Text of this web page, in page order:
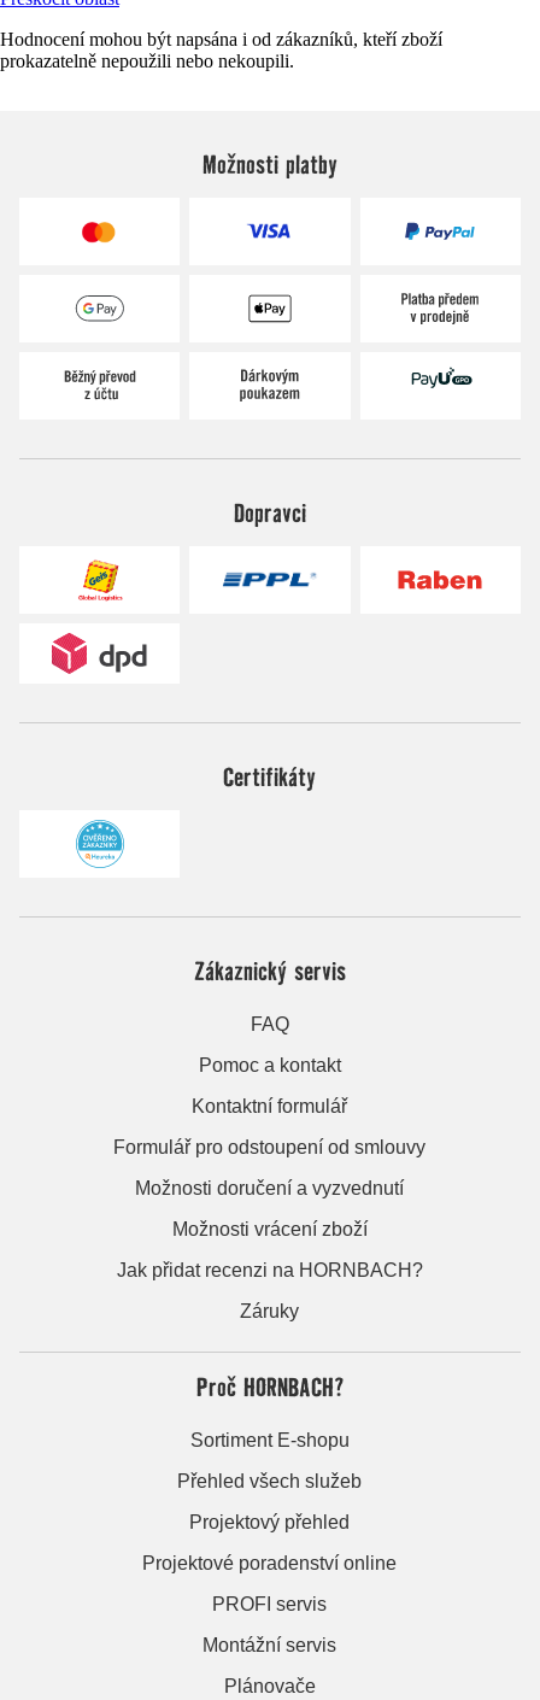
Hodnocení mohou být napsána i od zákazníků, kteří zboží
prokazatelně nepoužili nebo nekoupili.
Možnosti platby
Dopravci
Certifikáty
Zákaznický servis
FAQ
Pomoc a kontakt
Kontaktní formulář
Formulář pro odstoupení od smlouvy
Možnosti doručení a vyzvednutí
Možnosti vrácení zboží
Jak přidat recenzi na HORNBACH?
Záruky
Proč HORNBACH?
Sortiment E-shopu
Přehled všech služeb
Projektový přehled
Projektové poradenství online
PROFI servis
Montážní servis
Plánovače